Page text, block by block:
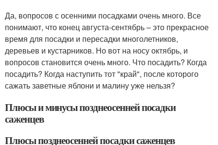
Да, вопросов с осенними посадками очень много. Все
понимают, что конец августа-сентябрь – это прекрасное
время для посадки и пересадки многолетников,
деревьев и кустарников. Но вот на носу октябрь, и
вопросов становится очень много. Что посадить? Когда
посадить? Когда наступить тот "край", после которого
сажать заветные яблони и малину уже нельзя?
Плюсы и минусы позднеосенней посадки
саженцев
Плюсы позднеосенней посадки саженцев